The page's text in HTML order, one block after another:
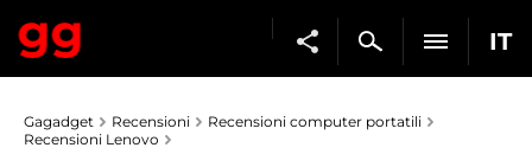
IT
Gagadget Recensioni
Recensioni computer portatili
Recensioni Lenovo